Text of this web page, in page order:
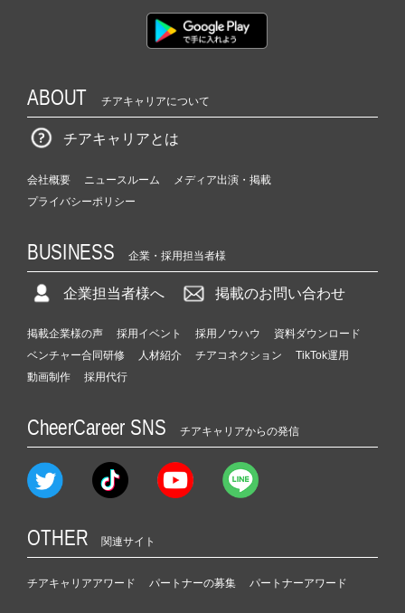
ABOUT チアキャリアについて
チアキャリアとは
会社概要 ニュースルーム
メディア出演・掲載
プライバシーポリシー
BUSINESS 企業・採用担当者様
企業担当者様へ 掲載のお問い合わせ
掲載企業様の声 採用イベント 採用ノウハウ
資料ダウンロード
ベンチャー合同研修
人材紹介 チアコネクション
TikTok運用
動画制作
採用代行
CheerCareer SNS チアキャリアからの発信
OTHER 関連サイト
チアキャリアアワード パートナーの募集 パートナーアワード